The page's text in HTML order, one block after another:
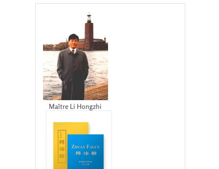
Maître Li Hongzhi